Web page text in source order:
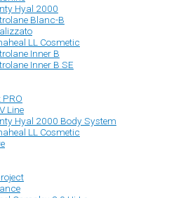
Hyal 2000
Blanc-B
LL Cosmetic
Inner B
Inner B SE
PRO
Line
Hyal 2000 Body System
LL Cosmetic